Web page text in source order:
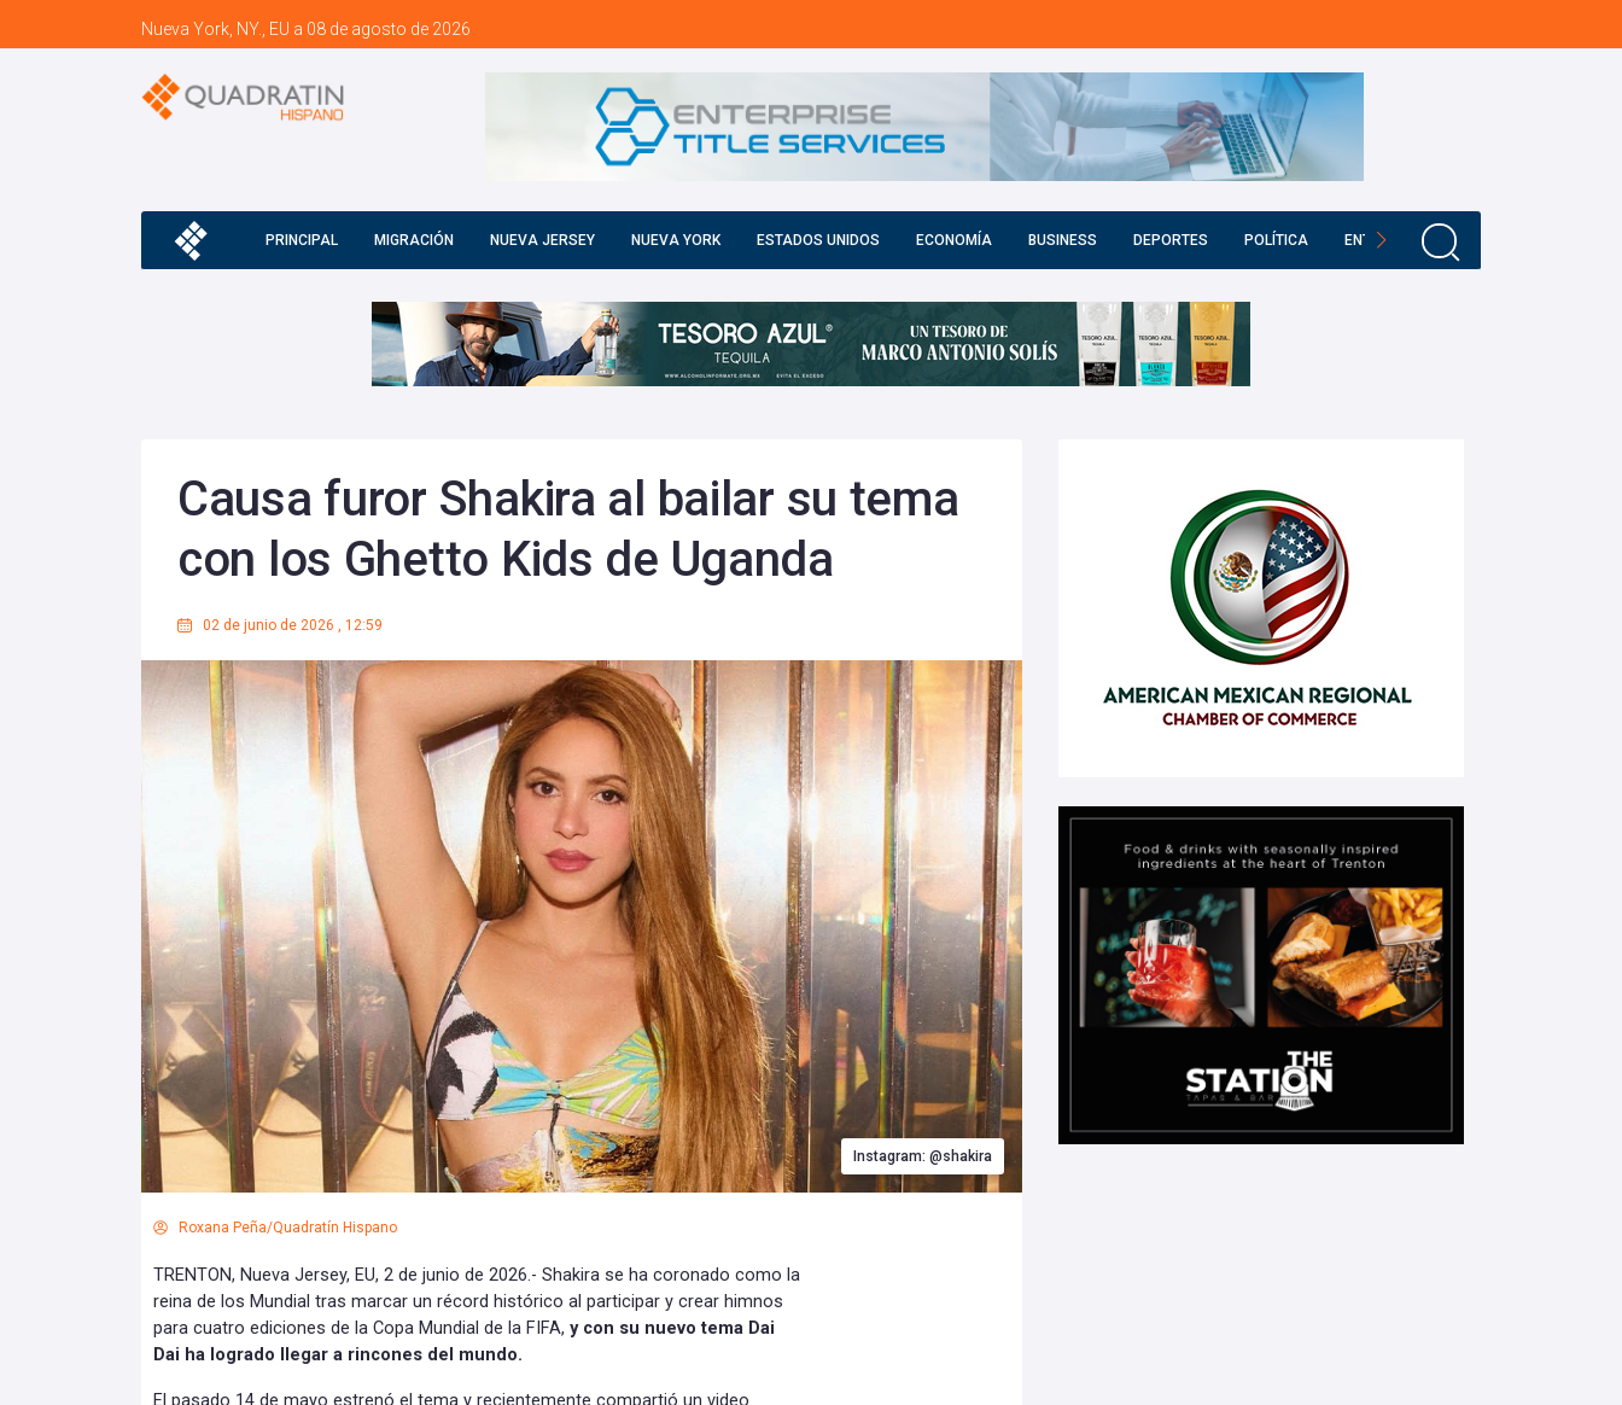
Nueva York, NY., EU a 08 de agosto de 2026
PRINCIPAL MIGRACIÓN NUEVA JERSEY NUEVA YORK ESTADOS UNIDOS ECONOMÍA BUSINESS DEPORTES POLÍTICA ENTRETENIMIENTO
Causa furor Shakira al bailar su tema
con los Ghetto Kids de Uganda
02 de junio de 2026 , 12:59
Instagram: @shakira
Roxana Peña/Quadratín Hispano
TRENTON, Nueva Jersey, EU, 2 de junio de 2026.- Shakira se ha coronado como la
reina de los Mundial tras marcar un récord histórico al participar y crear himnos
para cuatro ediciones de la Copa Mundial de la FIFA, y con su nuevo tema Dai
Dai ha logrado llegar a rincones del mundo.
El pasado 14 de mayo estrenó el tema y recientemente compartió un video